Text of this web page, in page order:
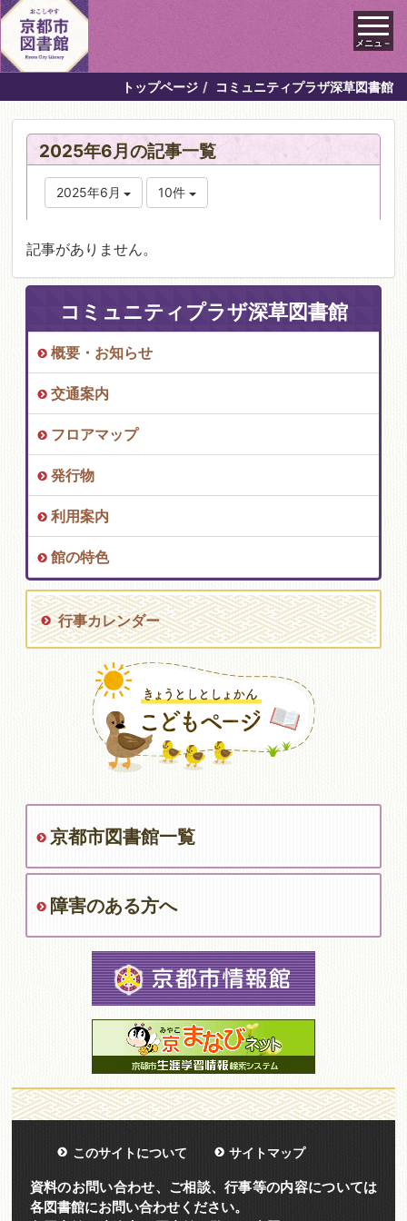
メニュ－
トップページ コミュニティプラザ深草図書館
2025年6月の記事一覧
2025年6月 10件
記事がありません。
コミュニティプラザ深草図書館
概要・お知らせ
交通案内
フロアマップ
発行物
利用案内
館の特色
行事カレンダー
京都市図書館一覧
障害のある方へ
このサイトについて サイトマップ
資料のお問い合わせ、ご相談、行事等の内容については
各図書館にお問い合わせください。